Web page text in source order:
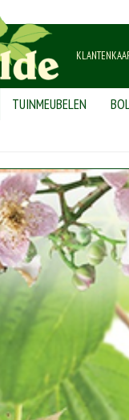
TUINMEUBELEN